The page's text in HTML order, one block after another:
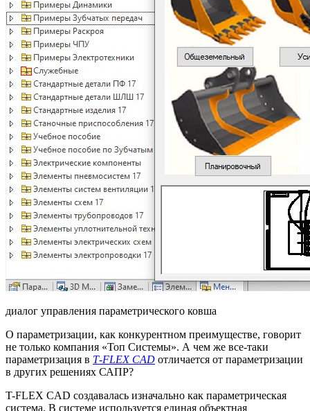
диалог управления параметрического ковша
О параметризации, как конкурентном преимуществе, говорит
не только компания «Топ Системы». А чем же все-таки
параметризация в T‑FLEX CAD отличается от параметризации
в других решениях САПР?
T-FLEX CAD создавалась изначально как параметрическая
система. В системе используется единая объектная